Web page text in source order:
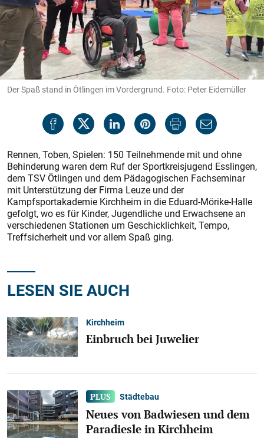
Der Spaß stand in Ötlingen im Vordergrund. Foto: Peter Eidemüller
Rennen, Toben, Spielen: 150 Teilnehmende mit und ohne
Behinderung waren dem Ruf der Sportkreisjugend Esslingen,
dem TSV Ötlingen und dem Pädagogischen Fachseminar
mit Unterstützung der Firma Leuze und der
Kampfsportakademie Kirchheim in die Eduard-Mörike-Halle
gefolgt, wo es für Kinder, Jugendliche und Erwachsene an
verschiedenen Stationen um Geschicklichkeit, Tempo,
Treffsicherheit und vor allem Spaß ging.
LESEN SIE AUCH
Kirchheim
Einbruch bei Juwelier
Städtebau
Neues von Badwiesen und dem
Paradiesle in Kirchheim